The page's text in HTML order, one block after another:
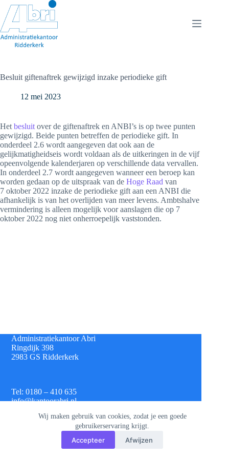
naar
de
inhoud
Wij maken gebruik van cookies, zodat je een goede
gebruikerservaring krijgt.
Accepteer Afwijzen
Besluit giftenaftrek gewijzigd inzake periodieke gift
12 mei 2023
Het besluit over de giftenaftrek en ANBI’s is op twee punten
gewijzigd. Beide punten betreffen de periodieke gift. In
onderdeel 2.6 wordt aangegeven dat ook aan de
gelijkmatigheidseis wordt voldaan als de uitkeringen in de vijf
opeenvolgende kalenderjaren op verschillende data vervallen.
In onderdeel 2.7 wordt aangegeven wanneer een beroep kan
worden gedaan op de uitspraak van de Hoge Raad van
7 oktober 2022 inzake de periodieke gift aan een ANBI die
afhankelijk is van het overlijden van meer levens. Ambtshalve
vermindering is alleen mogelijk voor aanslagen die op 7
oktober 2022 nog niet onherroepelijk vaststonden.
Administratiekantoor Abri
Ringdijk 398
2983 GS Ridderkerk
Tel: 0180 – 410 635
info@kantoorabri.nl
IBAN: NL 08 INGB 0693 4313 42